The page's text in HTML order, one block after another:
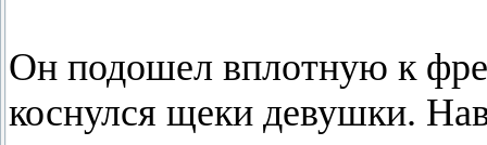
Он подошел вплотную к
коснулся щеки девушки.